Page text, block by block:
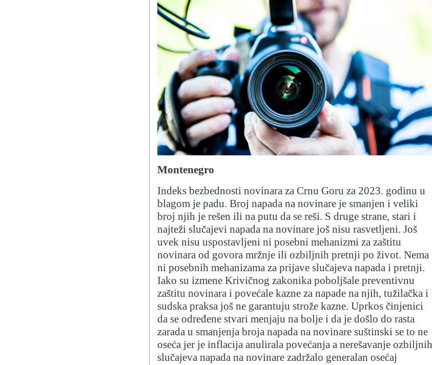
Montenegro
Indeks bezbednosti novinara za Crnu Goru za 2023. godinu u
blagom je padu. Broj napada na novinare je smanjen i veliki
broj njih je rešen ili na putu da se reši. S druge strane, stari i
najteži slučajevi napada na novinare još nisu rasvetljeni. Još
uvek nisu uspostavljeni ni posebni mehanizmi za zaštitu
novinara od govora mržnje ili ozbiljnih pretnji po život. Nema
ni posebnih mehanizama za prijave slučajeva napada i pretnji.
Iako su izmene Krivičnog zakonika poboljšale preventivnu
zaštitu novinara i povećale kazne za napade na njih, tužilačka i
sudska praksa još ne garantuju strože kazne. Uprkos činjenici
da se određene stvari menjaju na bolje i da je došlo do rasta
zarada u smanjenja broja napada na novinare suštinski se to ne
oseća jer je inflacija anulirala povećanja a nerešavanje ozbiljnih
slučajeva napada na novinare zadržalo generalan osećaj